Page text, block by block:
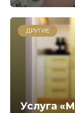
ДРУГИЕ
Услуга